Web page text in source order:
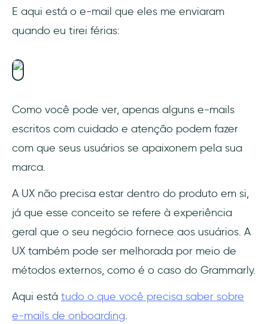
E aqui está o e-mail que eles me enviaram
quando eu tirei férias:
Como você pode ver, apenas alguns e-mails
escritos com cuidado e atenção podem fazer
com que seus usuários se apaixonem pela sua
marca.
A UX não precisa estar dentro do produto em si,
já que esse conceito se refere à experiência
geral que o seu negócio fornece aos usuários. A
UX também pode ser melhorada por meio de
métodos externos, como é o caso do Grammarly.
Aqui está tudo o que você precisa saber sobre
e-mails de onboarding.